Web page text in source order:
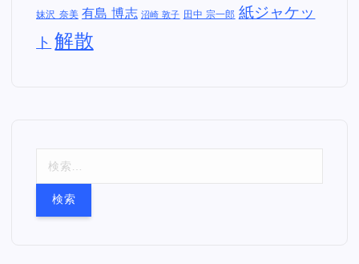
妹沢 奈美 有島 博志 沼崎 敦子 田中 宗一郎 紙ジャケッ
ト 解散